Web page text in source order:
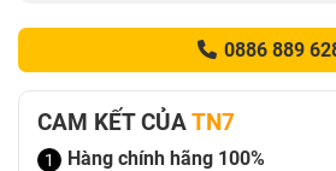
0886 889
CAM KẾT CỦATN7
1
Hàng chính hãng 100%